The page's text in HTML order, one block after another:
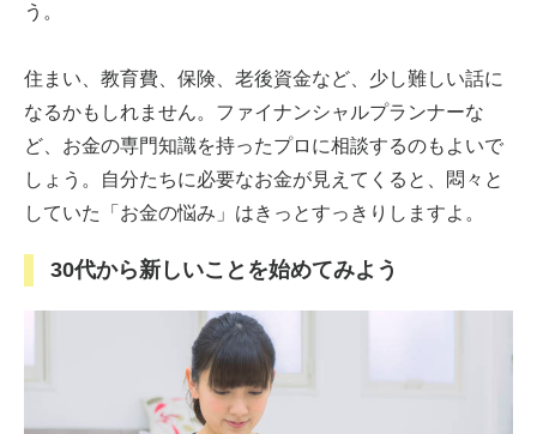
う。
住まい、教育費、保険、老後資金など、少し難しい話に
なるかもしれません。ファイナンシャルプランナーな
ど、お金の専門知識を持ったプロに相談するのもよいで
しょう。自分たちに必要なお金が見えてくると、悶々と
していた「お金の悩み」はきっとすっきりしますよ。
30代から新しいことを始めてみよう